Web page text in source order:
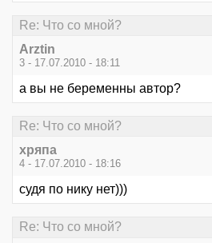
Re: Что со мной?
Arztin
3 - 17.07.2010 - 18:11
а вы не беременны автор?
Re: Что со мной?
хряпа
4 - 17.07.2010 - 18:16
судя по нику нет)))
Re: Что со мной?